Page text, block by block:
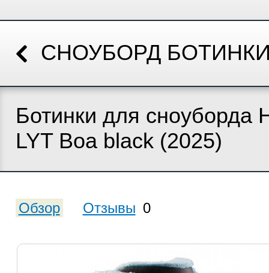
СНОУБОРД
Ботинки для сноуборда
LYT Boa black (2025)
Обзор Отзывы 0